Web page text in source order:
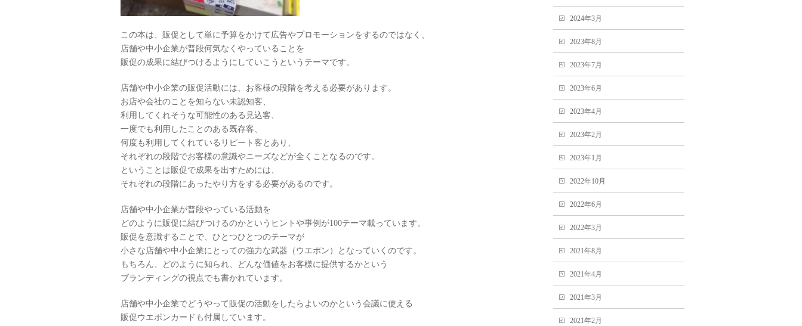
この本は、販促として単に予算をかけて広告やプロモーションをするのではなく、
店舗や中小企業が普段何気なくやっていることを
販促の成果に結びつけるようにしていこうというテーマです。
店舗や中小企業の販促活動には、お客様の段階を考える必要があります。
お店や会社のことを知らない未認知客、
利用してくれそうな可能性のある見込客、
一度でも利用したことのある既存客、
何度も利用してくれているリピート客とあり、
それぞれの段階でお客様の意識やニーズなどが全くことなるのです。
ということは販促で成果を出すためには、
それぞれの段階にあったやり方をする必要があるのです。
店舗や中小企業が普段やっている活動を
どのように販促に結びつけるのかというヒントや事例が100テーマ載っています。
販促を意識することで、ひとつひとつのテーマが
小さな店舗や中小企業にとっての強力な武器（ウエポン）となっていくのです。
もちろん、どのように知られ、どんな価値をお客様に提供するかという
ブランディングの視点でも書かれています。
店舗や中小企業でどうやって販促の活動をしたらよいのかという会議に使える
販促ウエポンカードも付属しています。
2024年3月
2023年8月
2023年7月
2023年6月
2023年4月
2023年2月
2023年1月
2022年10月
2022年6月
2022年3月
2021年8月
2021年4月
2021年3月
2021年2月